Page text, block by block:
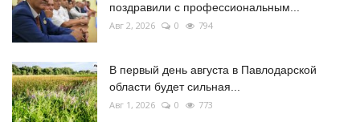
поздравили с профессиональным...
Авг 2, 2026 0 794
В первый день августа в Павлодарской
области будет сильная...
Авг 1, 2026 0 773